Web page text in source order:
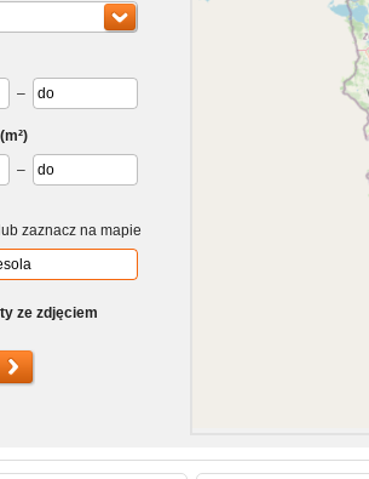
–
(m²)
–
zaznacz na mapie
ze zdjęciem